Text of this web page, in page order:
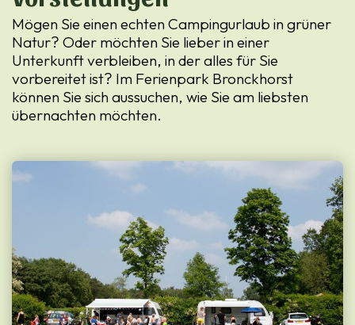
Mögen Sie einen echten Campingurlaub in grüner
Natur? Oder möchten Sie lieber in einer
Unterkunft verbleiben, in der alles für Sie
vorbereitet ist? Im Ferienpark Bronckhorst
können Sie sich aussuchen, wie Sie am liebsten
übernachten möchten.